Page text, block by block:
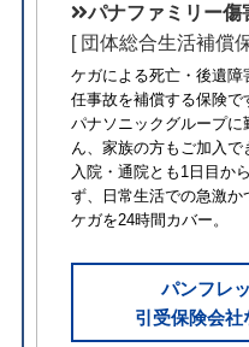
パナファミリー傷
[ 団体総合生活補償
ケガによる死亡・後遺
任事故を補償する保険で
パナソニックグループ
ん、家族の方もご加入で
入院・通院とも1日目か
ず、日常生活での急激
ケガを24時間カバー。
パンフレ
引受保険会社